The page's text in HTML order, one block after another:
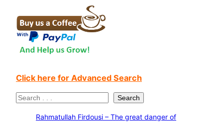
Click here for Advanced Search
S
Search
Rahmatullah Firdousi – The great danger of